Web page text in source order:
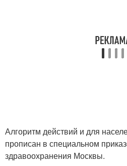
Алгоритм действий и для
прописан в специальном
здравоохранения Москвы.